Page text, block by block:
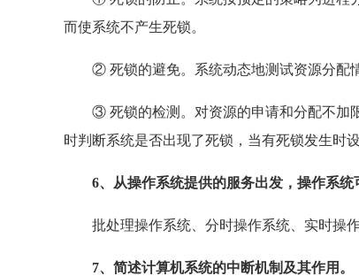
而使系统不产生死锁。
② 死锁的避免。系统动态地测试资源分配情
③ 死锁的检测。对资源的申请和分配不加限
时判断系统是否出现了死锁，当有死锁发生时
6、从操作系统提供的服务出发，操作系统
批处理操作系统、分时操作系统、实时操作
7、简述计算机系统的中断机制及其作用。